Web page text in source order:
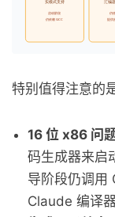
特别值得注意的是
16 位 x86 问
码生成器来启
导阶段仍调用
Claude 编译器